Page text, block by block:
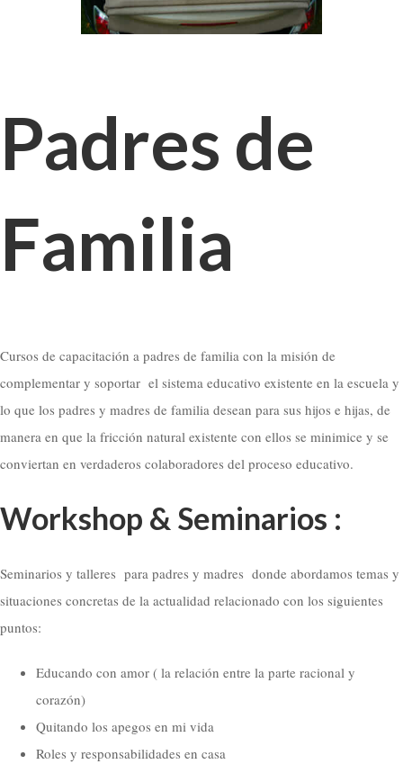
Padres de
Familia
Cursos de capacitación a padres de familia con la misión de
complementar y soportar el sistema educativo existente en la escuela y
lo que los padres y madres de familia desean para sus hijos e hijas, de
manera en que la fricción natural existente con ellos se minimice y se
conviertan en verdaderos colaboradores del proceso educativo.
Workshop & Seminarios :
Seminarios y talleres para padres y madres donde abordamos temas y
situaciones concretas de la actualidad relacionado con los siguientes
puntos:
Educando con amor ( la relación entre la parte racional y
corazón)
Quitando los apegos en mi vida
Roles y responsabilidades en casa